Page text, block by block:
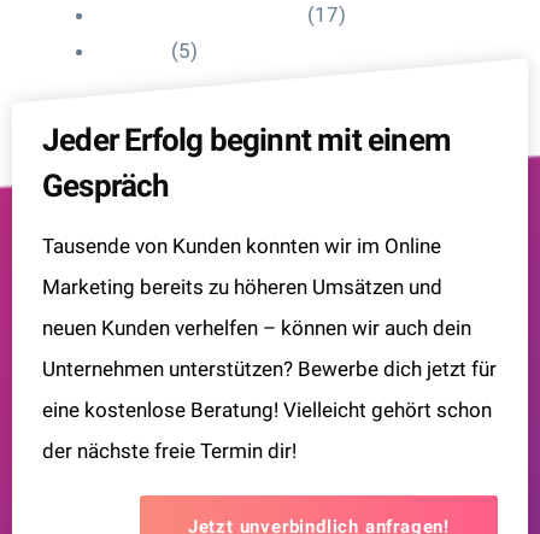
(17)
(5)
Jeder Erfolg beginnt mit einem
Gespräch
Tausende von Kunden konnten wir im Online
Marketing bereits zu höheren Umsätzen und
neuen Kunden verhelfen – können wir auch dein
Unternehmen unterstützen? Bewerbe dich jetzt für
eine kostenlose Beratung! Vielleicht gehört schon
der nächste freie Termin dir!
Jetzt unverbindlich anfragen!